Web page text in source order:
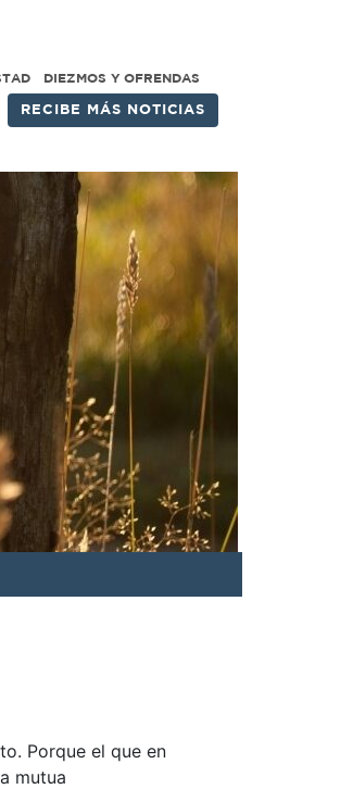
DIEZMOS Y OFRENDAS
RECIBE MÁS NOTICIAS
Porque el que en
mutua